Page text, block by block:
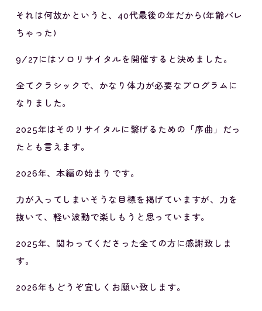
それは何故かというと、40代最後の年だから(年齢バレ
ちゃった)
9/27にはソロリサイタルを開催すると決めました。
全てクラシックで、かなり体力が必要なプログラムに
なりました。
2025年はそのリサイタルに繋げるための「序曲」だっ
たとも言えます。
2026年、本編の始まりです。
力が入ってしまいそうな目標を掲げていますが、力を
抜いて、軽い波動で楽しもうと思っています。
2025年、関わってくださった全ての方に感謝致しま
す。
2026年もどうぞ宜しくお願い致します。